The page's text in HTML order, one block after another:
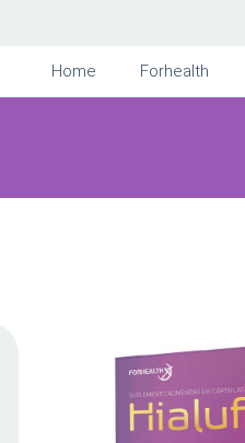
Home Forhealth